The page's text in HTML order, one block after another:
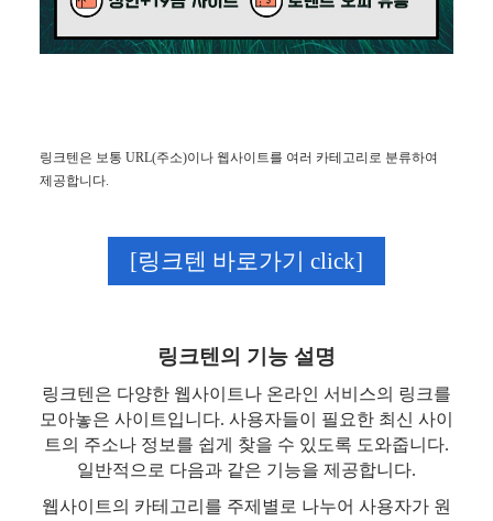
링크텐은 보통 URL(주소)이나 웹사이트를 여러 카테고리로 분류하여
제공합니다.
[링크텐 바로가기 click]
링크텐의 기능 설명
링크텐은 다양한 웹사이트나 온라인 서비스의 링크를
모아놓은 사이트입니다. 사용자들이 필요한 최신 사이
트의 주소나 정보를 쉽게 찾을 수 있도록 도와줍니다.
일반적으로 다음과 같은 기능을 제공합니다.
웹사이트의 카테고리를 주제별로 나누어 사용자가 원